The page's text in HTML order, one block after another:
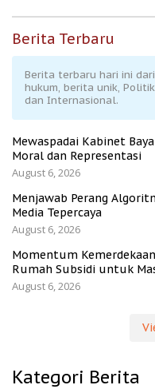
Berita Terbaru
Berita terbaru hari ini
hukum, berita unik,
dan Internasional.
Mewaspadai Kabinet
Moral dan Representasi
August 6, 2026
Menjawab Perang
Media Tepercaya
August 6, 2026
Momentum
Rumah Subsidi untuk
August 6, 2026
Kategori Berita